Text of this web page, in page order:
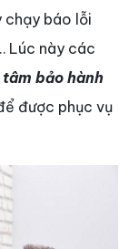
chạy báo lỗi
Lúc này các
tâm bảo hành
được phục vụ